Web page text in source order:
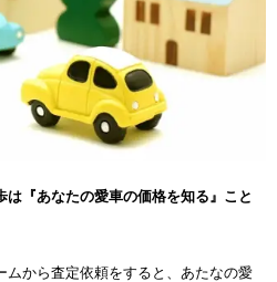
は『あなたの愛車の価格を知る』こと
ムから査定依頼をすると、あたなの愛